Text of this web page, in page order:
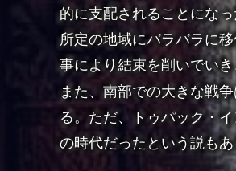
的に支配されることにな
所定の地域にバラバラに
事により結束を削いでい
また、南部での大きな戦
る。ただ、 トゥパック・
の時代だったという説もあ